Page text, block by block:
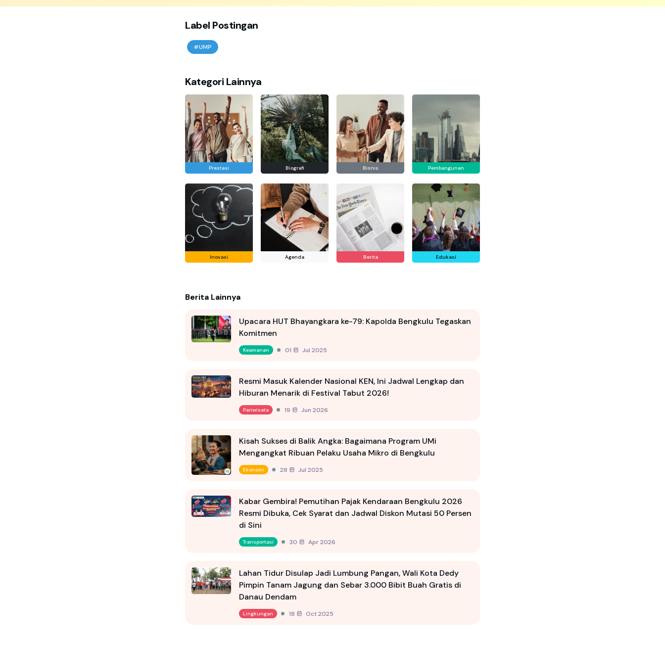
Label Postingan
#UMP
Kategori Lainnya
Prestasi Biografi Bisnis Pembangunan
Inovasi Agenda Berita Edukasi
Berita Lainnya
Upacara HUT Bhayangkara ke-79: Kapolda Bengkulu Tegaskan
Komitmen
Keamanan 01 Jul 2025
Resmi Masuk Kalender Nasional KEN, Ini Jadwal Lengkap dan
Hiburan Menarik di Festival Tabut 2026!
Pariwisata 19 Jun 2026
Kisah Sukses di Balik Angka: Bagaimana Program UMi
Mengangkat Ribuan Pelaku Usaha Mikro di Bengkulu
Ekonomi 28 Jul 2025
Kabar Gembira! Pemutihan Pajak Kendaraan Bengkulu 2026
Resmi Dibuka, Cek Syarat dan Jadwal Diskon Mutasi 50 Persen
di Sini
Transportasi 30 Apr 2026
Lahan Tidur Disulap Jadi Lumbung Pangan, Wali Kota Dedy
Pimpin Tanam Jagung dan Sebar 3.000 Bibit Buah Gratis di
Danau Dendam
Lingkungan 18 Oct 2025